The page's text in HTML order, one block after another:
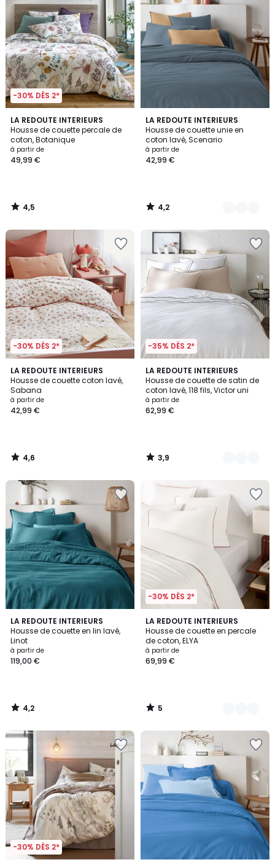
-30% DÈS 2*
LA REDOUTE INTERIEURS
Housse de couette percale de
coton, Botanique
à partir de
49,99 €
4,5
/ 5
4,5
/
LA REDOUTE INTERIEURS
Housse de couette unie en
coton lavé, Scenario
à partir de
42,99 €
4,2
/ 5
2
Couleurs
4,2
/
-30% DÈS 2*
LA REDOUTE INTERIEURS
Housse de couette coton lavé,
Sabana
à partir de
42,99 €
4,6
/ 5
4,6
/
-35% DÈS 2*
LA REDOUTE INTERIEURS
Housse de couette de satin de
coton lavé, 118 fils, Victor uni
à partir de
62,99 €
3,9
/ 5
11
Couleurs
3,9
/
LA REDOUTE INTERIEURS
Housse de couette en lin lavé,
Linot
à partir de
119,00 €
4,2
/ 5
4,2
/
-30% DÈS 2*
LA REDOUTE INTERIEURS
Housse de couette en percale
de coton, ELYA
à partir de
69,99 €
5
/
5
3
Couleurs
5
/
-30% DÈS 2*